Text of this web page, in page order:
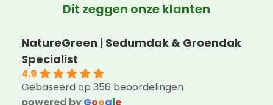
Dit zeggen onze klanten
NatureGreen | Sedumdak & Groendak
Specialist
4.9
Gebaseerd op 356 beoordelingen